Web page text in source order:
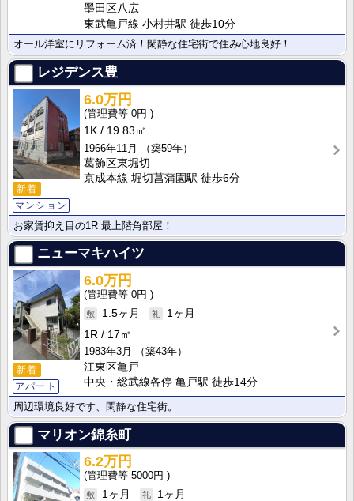
墨田区八広
東武亀戸線 小村井駅 徒歩10分
オール洋室にリフォーム済！閑静な住宅街で住み心地良好！
レジデンス豊
新着
マンション
6.0万円
0円
1K
19.83㎡
1966年11月
（築59年）
葛飾区東堀切
京成本線 堀切菖蒲園駅 徒歩6分
お家賃抑え目の1R 最上階角部屋！
ニューマキハイツ
新着
アパート
6.0万円
0円
1.5ヶ月
1ヶ月
1R
17㎡
1983年3月
（築43年）
江東区亀戸
中央・総武線各停 亀戸駅 徒歩14分
周辺環境良好です、閑静な住宅街。
マリオン錦糸町
6.2万円
5000円
1ヶ月
1ヶ月